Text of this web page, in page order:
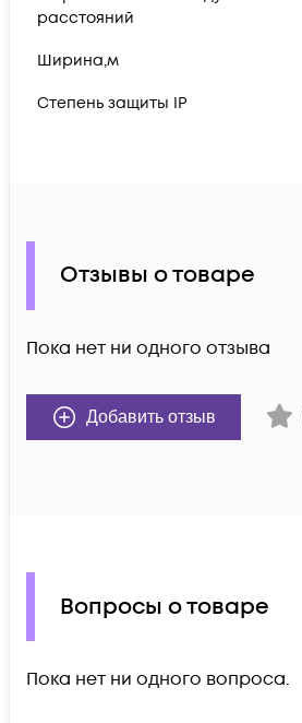
расстояний
Ширина,м
Степень защиты IP
Отзывы о товаре
Пока нет ни одного отзыва
Добавить отзыв
Вопросы о товаре
Пока нет ни одного вопроса.